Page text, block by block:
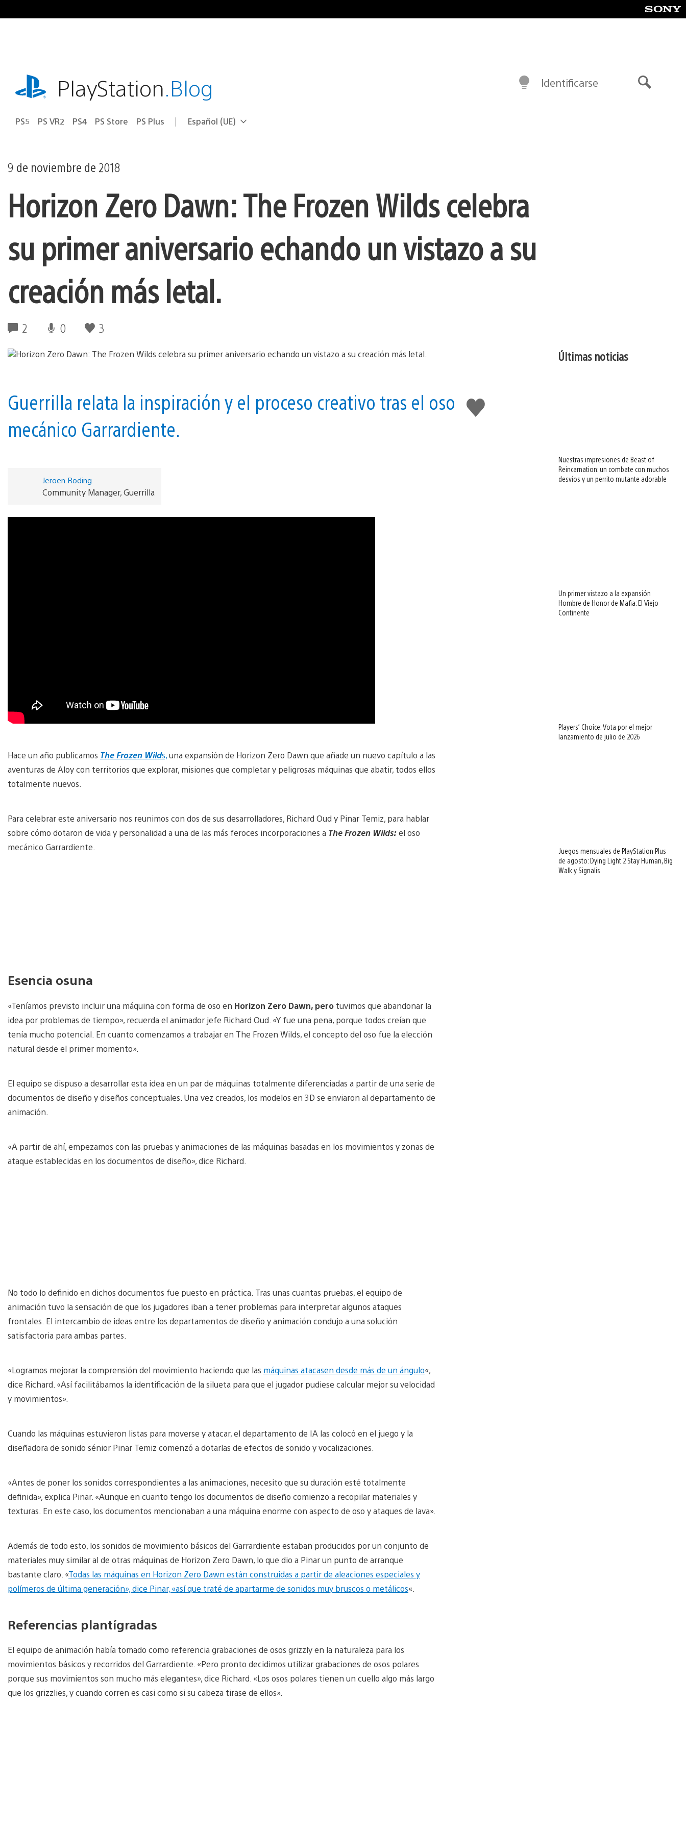
al
playstation.comPlayStation.Blog
PS5 PS VR2 PS4 PS Store PS Plus Selecciona
Región
Español (UE)
Identificarse
9 de noviembre de 2018
Horizon Zero Dawn: The Frozen Wilds celebra
su primer aniversario echando un vistazo a su
creación más letal.
2 0 3
Me
gusta
Guerrilla relata la inspiración y el proceso creativo tras el oso
mecánico Garrardiente.
Jeroen Roding
Community Manager, Guerrilla
Hace un año publicamos The Frozen Wilds,una expansión de Horizon Zero Dawn que añade un nuevo capítulo a las
aventuras de Aloy con territorios que explorar, misiones que completar y peligrosas máquinas que abatir, todos ellos
totalmente nuevos.
Para celebrar este aniversario nos reunimos con dos de sus desarrolladores, Richard Oud y Pinar Temiz, para hablar
sobre cómo dotaron de vida y personalidad a una de las más feroces incorporaciones a The Frozen Wilds:el oso
mecánico Garrardiente.
Esencia osuna
«Teníamos previsto incluir una máquina con forma de oso en Horizon Zero Dawn, pero tuvimos que abandonar la
idea por problemas de tiempo», recuerda el animador jefe Richard Oud. «Y fue una pena, porque todos creían que
tenía mucho potencial. En cuanto comenzamos a trabajar en The Frozen Wilds, el concepto del oso fue la elección
natural desde el primer momento».
El equipo se dispuso a desarrollar esta idea en un par de máquinas totalmente diferenciadas a partir de una serie de
documentos de diseño y diseños conceptuales. Una vez creados, los modelos en 3D se enviaron al departamento de
animación.
«A partir de ahí, empezamos con las pruebas y animaciones de las máquinas basadas en los movimientos y zonas de
ataque establecidas en los documentos de diseño», dice Richard.
No todo lo definido en dichos documentos fue puesto en práctica. Tras unas cuantas pruebas, el equipo de
animación tuvo la sensación de que los jugadores iban a tener problemas para interpretar algunos ataques
frontales. El intercambio de ideas entre los departamentos de diseño y animación condujo a una solución
satisfactoria para ambas partes.
«Logramos mejorar la comprensión del movimiento haciendo que las máquinas atacasen desde más de un ángulo«,
dice Richard. «Así facilitábamos la identificación de la silueta para que el jugador pudiese calcular mejor su velocidad
y movimientos».
Cuando las máquinas estuvieron listas para moverse y atacar, el departamento de IA las colocó en el juego y la
diseñadora de sonido sénior Pinar Temiz comenzó a dotarlas de efectos de sonido y vocalizaciones.
«Antes de poner los sonidos correspondientes a las animaciones, necesito que su duración esté totalmente
definida», explica Pinar. «Aunque en cuanto tengo los documentos de diseño comienzo a recopilar materiales y
texturas. En este caso, los documentos mencionaban a una máquina enorme con aspecto de oso y ataques de lava».
Además de todo esto, los sonidos de movimiento básicos del Garrardiente estaban producidos por un conjunto de
materiales muy similar al de otras máquinas de Horizon Zero Dawn, lo que dio a Pinar un punto de arranque
bastante claro. «Todas las máquinas en Horizon Zero Dawn están construidas a partir de aleaciones especiales y
polímeros de última generación», dice Pinar, «así que traté de apartarme de sonidos muy bruscos o metálicos«.
Referencias plantígradas
El equipo de animación había tomado como referencia grabaciones de osos grizzly en la naturaleza para los
movimientos básicos y recorridos del Garrardiente. «Pero pronto decidimos utilizar grabaciones de osos polares
porque sus movimientos son mucho más elegantes», dice Richard. «Los osos polares tienen un cuello algo más largo
que los grizzlies, y cuando corren es casi como si su cabeza tirase de ellos».
Últimas noticias
Nuestras impresiones de Beast of
Reincarnation: un combate con muchos
desvíos y un perrito mutante adorable
Un primer vistazo a la expansión
Hombre de Honor de Mafia: El Viejo
Continente
Players’ Choice: Vota por el mejor
lanzamiento de julio de 2026
Juegos mensuales de PlayStation Plus
de agosto: Dying Light 2 Stay Human, Big
Walk y Signalis